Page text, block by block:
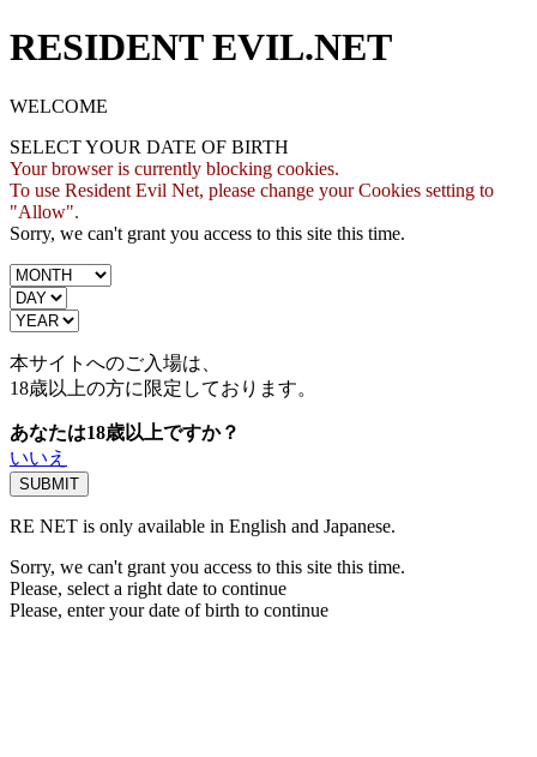
RESIDENT EVIL.NET
WELCOME
SELECT YOUR DATE OF BIRTH
Your browser is currently blocking cookies.
To use Resident Evil Net, please change your Cookies setting to
"Allow".
Sorry, we can't grant you access to this site this time.
本サイトへのご入場は、
18歳以上の方に限定しております。
あなたは18歳以上ですか？
いいえ
RE NET is only available in English and Japanese.
Sorry, we can't grant you access to this site this time.
Please, select a right date to continue
Please, enter your date of birth to continue